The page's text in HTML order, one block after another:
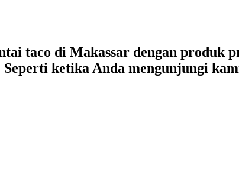
taco di Makassar dengan produk
ketika Anda mengunjungi